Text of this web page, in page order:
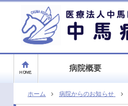
病院概要
ホーム 病院からのお知らせ